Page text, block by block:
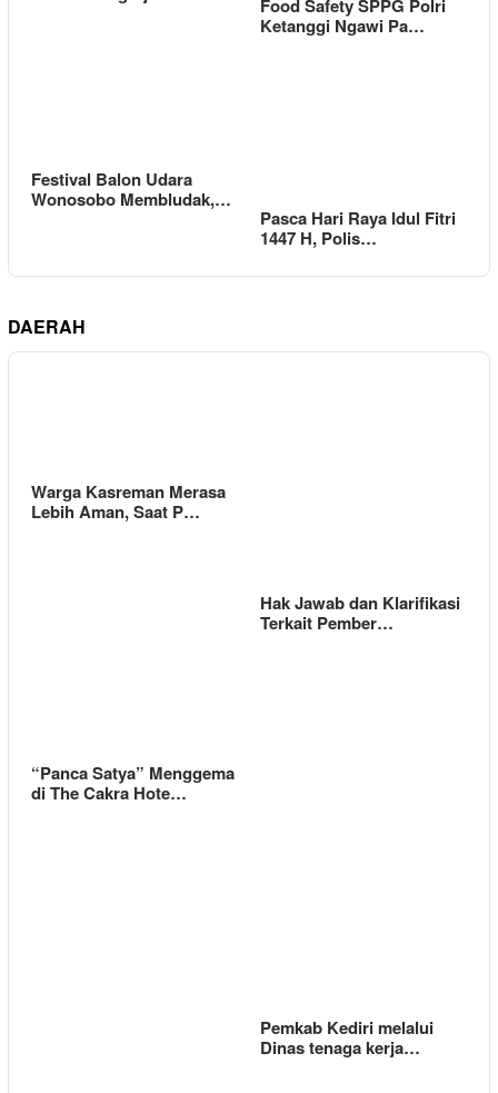
Food Safety SPPG Polri
Ketanggi Ngawi Pa…
Festival Balon Udara
Wonosobo Membludak,…
Pasca Hari Raya Idul Fitri
1447 H, Polis…
DAERAH
Warga Kasreman Merasa
Lebih Aman, Saat P…
Hak Jawab dan Klarifikasi
Terkait Pember…
“Panca Satya” Menggema
di The Cakra Hote…
Pemkab Kediri melalui
Dinas tenaga kerja…